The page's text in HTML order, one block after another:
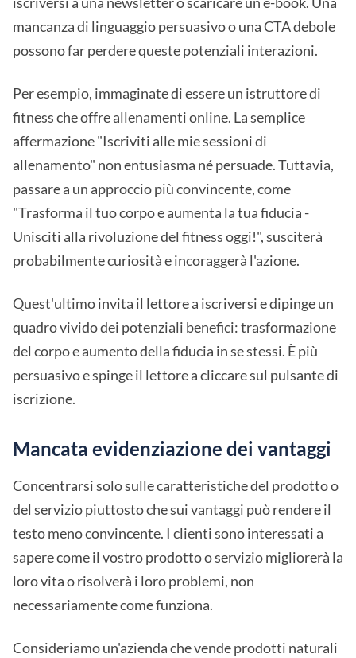
mancanza di linguaggio persuasivo o una CTA debole
possono far perdere queste potenziali interazioni.
Per esempio, immaginate di essere un istruttore di
fitness che offre allenamenti online. La semplice
affermazione "Iscriviti alle mie sessioni di
allenamento" non entusiasma né persuade. Tuttavia,
passare a un approccio più convincente, come
"Trasforma il tuo corpo e aumenta la tua fiducia -
Unisciti alla rivoluzione del fitness oggi!", susciterà
probabilmente curiosità e incoraggerà l'azione.
Quest'ultimo invita il lettore a iscriversi e dipinge un
quadro vivido dei potenziali benefici: trasformazione
del corpo e aumento della fiducia in se stessi. È più
persuasivo e spinge il lettore a cliccare sul pulsante di
iscrizione.
Mancata evidenziazione dei vantaggi
Concentrarsi solo sulle caratteristiche del prodotto o
del servizio piuttosto che sui vantaggi può rendere il
testo meno convincente. I clienti sono interessati a
sapere come il vostro prodotto o servizio migliorerà la
loro vita o risolverà i loro problemi, non
necessariamente come funziona.
Consideriamo un'azienda che vende prodotti naturali